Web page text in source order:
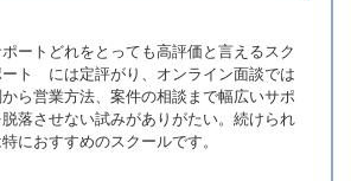
ートどれをとっても高評価と言えるスク
ート には定評がり、オンライン面談では
ら営業方法、案件の相談まで幅広いサポ
落させない試みがありがたい。続けられ
におすすめのスクールです。